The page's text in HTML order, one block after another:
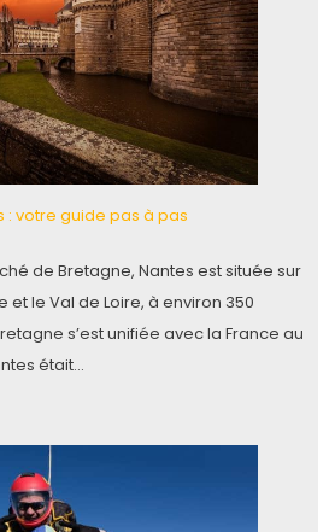
: votre guide pas à pas
de Bretagne, Nantes est située sur
et le Val de Loire, à environ 350
s’est unifiée avec la France au
était…